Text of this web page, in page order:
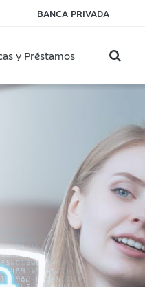
BANCA PRIVADA
y Préstamos